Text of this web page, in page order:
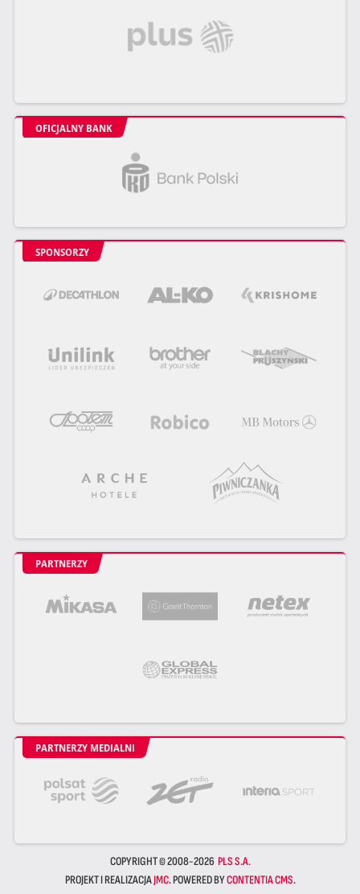
OFICJALNY BANK
SPONSORZY
PARTNERZY
PARTNERZY MEDIALNI
COPYRIGHT © 2008-2026 PLS S.A.
PROJEKT I REALIZACJAJMC. POWERED BYCONTENTIA CMS.